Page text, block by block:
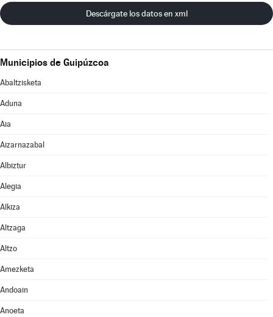
Descárgate los datos en xml
Municipios de Guipúzcoa
Abaltzisketa
Aduna
Aia
Aizarnazabal
Albiztur
Alegia
Alkiza
Altzaga
Altzo
Amezketa
Andoain
Anoeta